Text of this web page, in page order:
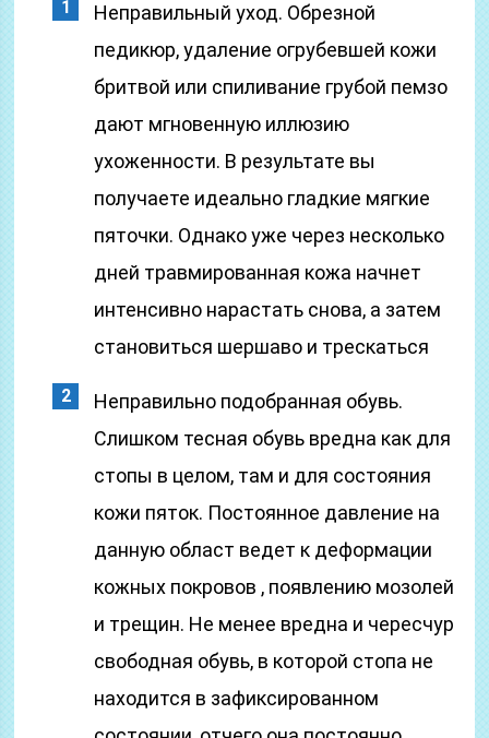
Неправильный уход. Обрезной
педикюр, удаление огрубевшей кожи
бритвой или спиливание грубой пемзо
дают мгновенную иллюзию
ухоженности. В результате вы
получаете идеально гладкие мягкие
пяточки. Однако уже через несколько
дней травмированная кожа начнет
интенсивно нарастать снова, а затем
становиться шершаво и трескаться
Неправильно подобранная обувь.
Слишком тесная обувь вредна как для
стопы в целом, там и для состояния
кожи пяток. Постоянное давление на
данную област ведет к деформации
кожных покровов , появлению мозолей
и трещин. Не менее вредна и чересчур
свободная обувь, в которой стопа не
находится в зафиксированном